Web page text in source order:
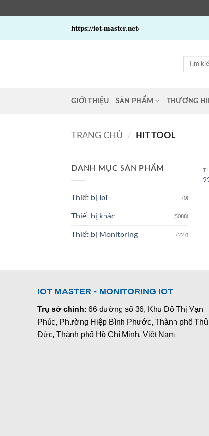
https://iot-master.net/
Tìm
GIỚI THIỆU SẢN PHẨM THƯƠNG
TRANG CHỦ / HIT TOOL
DANH MỤC SẢN PHẨM
Thiết bị IoT (0)
Thiết bị khác (5088)
Thiết bị Monitoring (227)
IOT MASTER - MONITORING IOT
Trụ sở chính: 66 đường số 36, Khu Đô Thị Vạn
Phúc, Phường Hiệp Bình Phước, Thành phố Thủ
Đức, Thành phố Hồ Chí Minh, Việt Nam